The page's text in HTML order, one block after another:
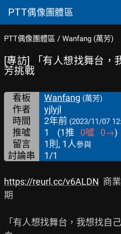
PTT偶像團體區
PTT偶像團體區 / Wanfang (萬芳)
[專訪] 「有人想找舞台，
芳挑戰
看板 Wanfang (萬芳)
作者
yjlyjl
時間
2年前 (2023/11/07
推噓 1 (1推 0噓 0→)
留言
1則, 1人參與
討論串 1/1
https://reurl.cc/v6ALDN
商
期
「有人想找舞台，我想找自